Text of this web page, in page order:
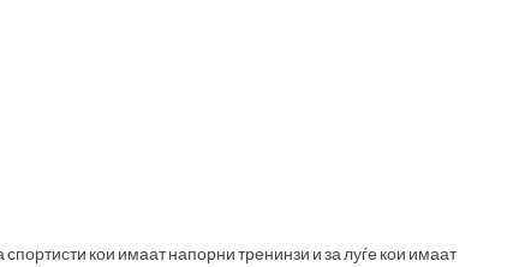
кои имаат напорни тренинзи и за луѓе кои имаат